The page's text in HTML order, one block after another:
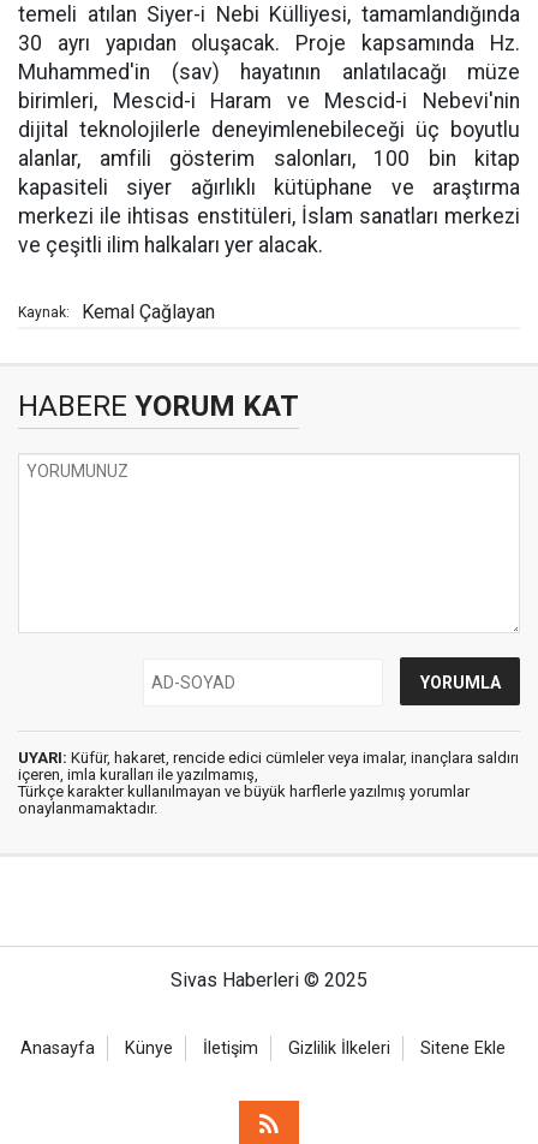
temeli atılan Siyer-i Nebi Külliyesi, tamamlandığında
30 ayrı yapıdan oluşacak. Proje kapsamında Hz.
Muhammed'in (sav) hayatının anlatılacağı müze
birimleri, Mescid-i Haram ve Mescid-i Nebevi'nin
dijital teknolojilerle deneyimlenebileceği üç boyutlu
alanlar, amfili gösterim salonları, 100 bin kitap
kapasiteli siyer ağırlıklı kütüphane ve araştırma
merkezi ile ihtisas enstitüleri, İslam sanatları merkezi
ve çeşitli ilim halkaları yer alacak.
Kaynak: Kemal Çağlayan
HABERE YORUM KAT
UYARI: Küfür, hakaret, rencide edici cümleler veya imalar, inançlara saldırı
içeren, imla kuralları ile yazılmamış,
Türkçe karakter kullanılmayan ve büyük harflerle yazılmış yorumlar
onaylanmamaktadır.
Sivas Haberleri © 2025
Anasayfa Künye İletişim Gizlilik İlkeleri Sitene Ekle